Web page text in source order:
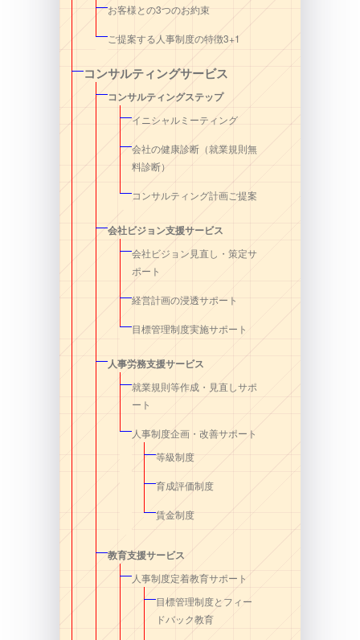
お客様との3つのお約束
ご提案する人事制度の特徴3+1
コンサルティングサービス
コンサルティングステップ
イニシャルミーティング
会社の健康診断（就業規則無
料診断）
コンサルティング計画ご提案
会社ビジョン支援サービス
会社ビジョン見直し・策定サ
ポート
経営計画の浸透サポート
目標管理制度実施サポート
人事労務支援サービス
就業規則等作成・見直しサポ
ート
人事制度企画・改善サポート
等級制度
育成評価制度
賃金制度
教育支援サービス
人事制度定着教育サポート
目標管理制度とフィー
ドバック教育